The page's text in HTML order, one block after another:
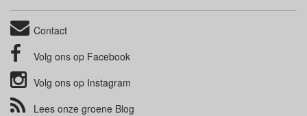
Contact
Volg ons op Facebook
Volg ons op Instagram
Lees onze groene Blog